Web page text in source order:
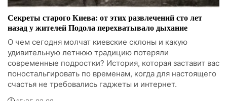
Секреты старого Киева: от этих развлечений сто лет
назад у жителей Подола перехватывало дыхание
О чем сегодня молчат киевские склоны и какую
удивительную летнюю традицию потеряли
современные подростки? История, которая заставит вас
поностальгировать по временам, когда для настоящего
счастья не требовались гаджеты и интернет.